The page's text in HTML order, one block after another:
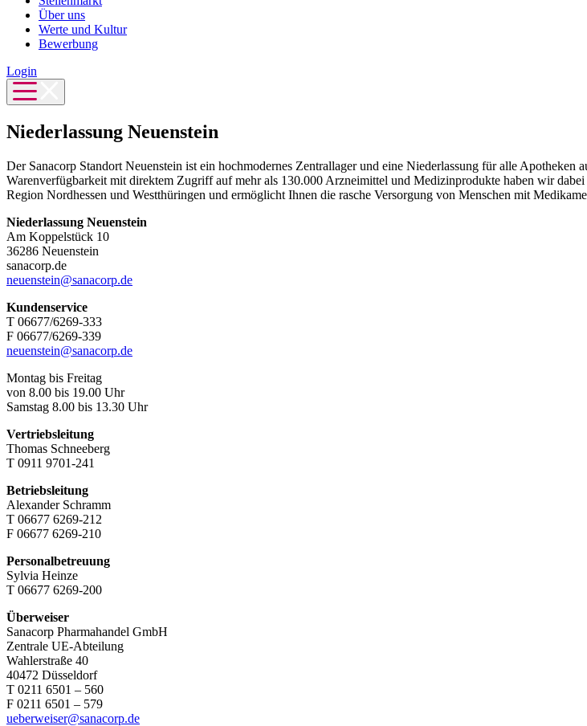
Über uns
Werte und Kultur
Bewerbung
Login
Niederlassung Neuenstein
Der Sanacorp Standort Neuenstein ist ein hochmodernes Zentrallager und eine Niederlassung für alle
Warenverfügbarkeit mit direktem Zugriff auf mehr als 130.000 Arzneimittel und Medizinprodukte haben wir
Region Nordhessen und Westthüringen und ermöglicht Ihnen die rasche Versorgung von Menschen mit
Niederlassung Neuenstein
Am Koppelstück 10
36286 Neuenstein
sanacorp.de
neuenstein@sanacorp.de
Kundenservice
T 06677/6269-333
F 06677/6269-339
neuenstein@sanacorp.de
Montag bis Freitag
von 8.00 bis 19.00 Uhr
Samstag 8.00 bis 13.30 Uhr
Vertriebsleitung
Thomas Schneeberg
T 0911 9701-241
Betriebsleitung
Alexander Schramm
T 06677 6269-212
F 06677 6269-210
Personalbetreuung
Sylvia Heinze
T 06677 6269-200
Überweiser
Sanacorp Pharmahandel GmbH
Zentrale UE-Abteilung
Wahlerstraße 40
40472 Düsseldorf
T 0211 6501 – 560
F 0211 6501 – 579
ueberweiser@sanacorp.de